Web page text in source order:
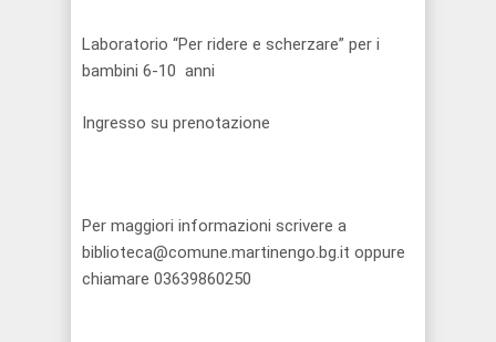
Laboratorio “Per ridere e scherzare” per i
bambini 6-10 anni
Ingresso su prenotazione
Per maggiori informazioni scrivere a
biblioteca@comune.martinengo.bg.it oppure
chiamare 03639860250